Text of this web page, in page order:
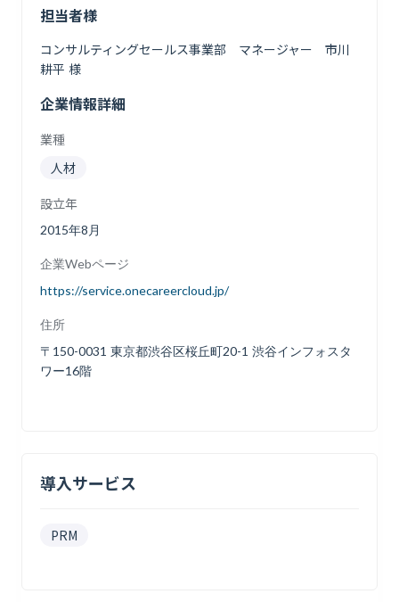
担当者様
コンサルティングセールス事業部 マネージャー 市川
耕平 様
企業情報詳細
業種
人材
設立年
2015年8月
企業Webページ
https://service.onecareercloud.jp/
住所
〒150-0031 東京都渋谷区桜丘町20-1 渋谷インフォスタ
ワー16階
導入サービス
PRM